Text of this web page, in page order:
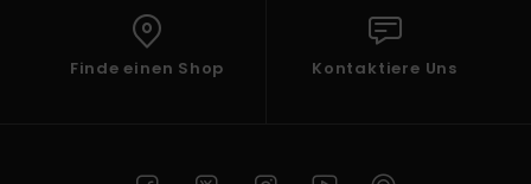
Finde einen Shop Kontaktiere Uns